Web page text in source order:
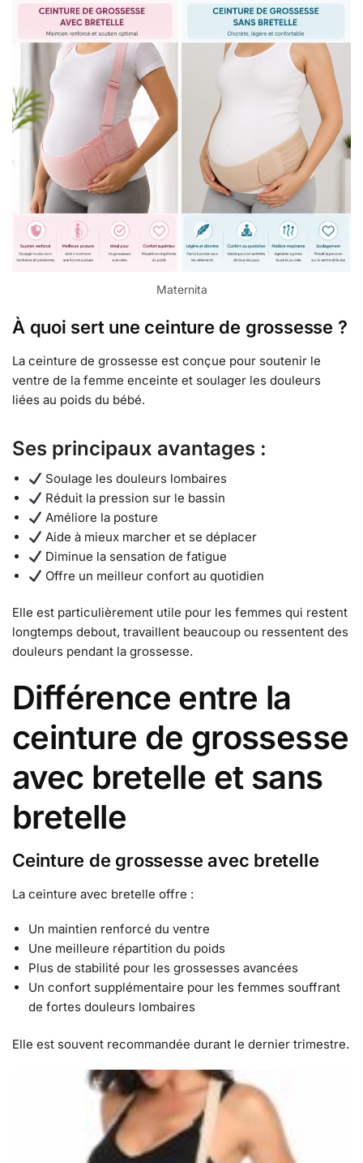
Maternita
À quoi sert une ceinture de grossesse ?
La ceinture de grossesse est conçue pour soutenir le
ventre de la femme enceinte et soulager les douleurs
liées au poids du bébé.
Ses principaux avantages :
Soulage les douleurs lombaires
Réduit la pression sur le bassin
Améliore la posture
Aide à mieux marcher et se déplacer
Diminue la sensation de fatigue
Offre un meilleur confort au quotidien
Elle est particulièrement utile pour les femmes qui restent
longtemps debout, travaillent beaucoup ou ressentent des
douleurs pendant la grossesse.
Différence entre la
ceinture de grossesse
avec bretelle et sans
bretelle
Ceinture de grossesse avec bretelle
La ceinture avec bretelle offre :
Un maintien renforcé du ventre
Une meilleure répartition du poids
Plus de stabilité pour les grossesses avancées
Un confort supplémentaire pour les femmes souffrant
de fortes douleurs lombaires
Elle est souvent recommandée durant le dernier trimestre.